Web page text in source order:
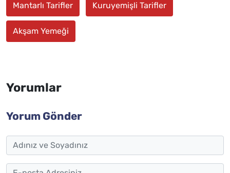
Mantarlı Tarifler Kuruyemişli Tarifler
Akşam Yemeği
Yorumlar
Yorum Gönder